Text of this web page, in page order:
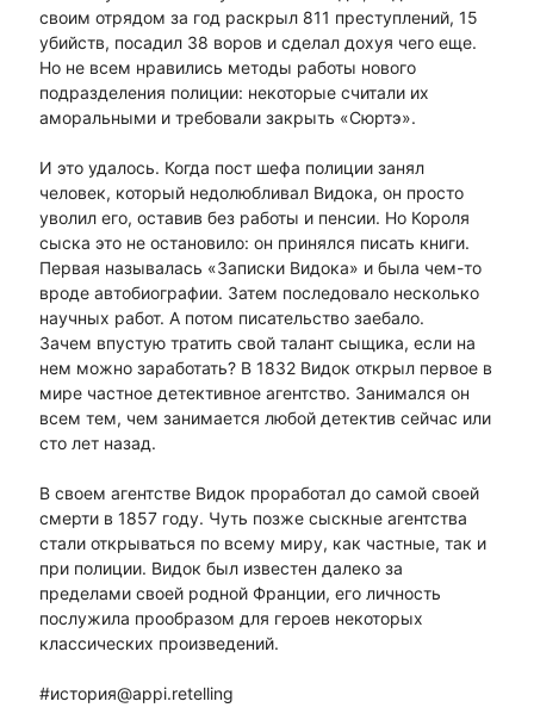
своим отрядом за год раскрыл 811 преступлений, 15
убийств, посадил 38 воров и сделал дохуя чего еще.
Но не всем нравились методы работы нового
подразделения полиции: некоторые считали их
аморальными и требовали закрыть «Сюртэ».
И это удалось. Когда пост шефа полиции занял
человек, который недолюбливал Видока, он просто
уволил его, оставив без работы и пенсии. Но Короля
сыска это не остановило: он принялся писать книги.
Первая называлась «Записки Видока» и была чем-то
вроде автобиографии. Затем последовало несколько
научных работ. А потом писательство заебало.
Зачем впустую тратить свой талант сыщика, если на
нем можно заработать? В 1832 Видок открыл первое в
мире частное детективное агентство. Занимался он
всем тем, чем занимается любой детектив сейчас или
сто лет назад.
В своем агентстве Видок проработал до самой своей
смерти в 1857 году. Чуть позже сыскные агентства
стали открываться по всему миру, как частные, так и
при полиции. Видок был известен далеко за
пределами своей родной Франции, его личность
послужила прообразом для героев некоторых
классических произведений.
#история@appi.retelling